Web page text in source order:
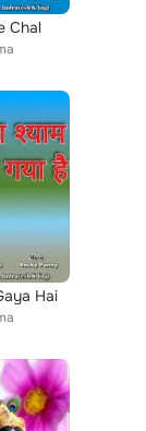
Chal
Hai